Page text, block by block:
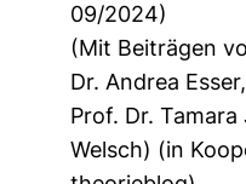
09/2024)
(Mit Beiträgen
Dr. Andrea Esser,
Prof. Dr.
Welsch) (in